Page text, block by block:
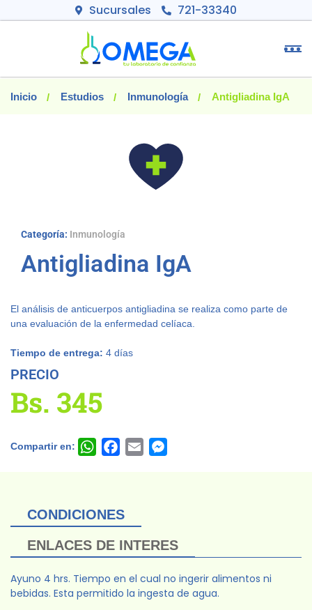
Sucursales 721-33340
Inicio Estudios Inmunología Antigliadina IgA
Categoría: Inmunología
Antigliadina IgA
El análisis de anticuerpos antigliadina se realiza como parte de
una evaluación de la enfermedad celíaca.
Tiempo de entrega: 4 días
PRECIO
Bs. 345
Compartir en: WhatsAppFacebook
Email
CONDICIONES
ENLACES DE INTERES
Ayuno 4 hrs. Tiempo en el cual no ingerir alimentos ni
bebidas. Esta permitido la ingesta de agua.